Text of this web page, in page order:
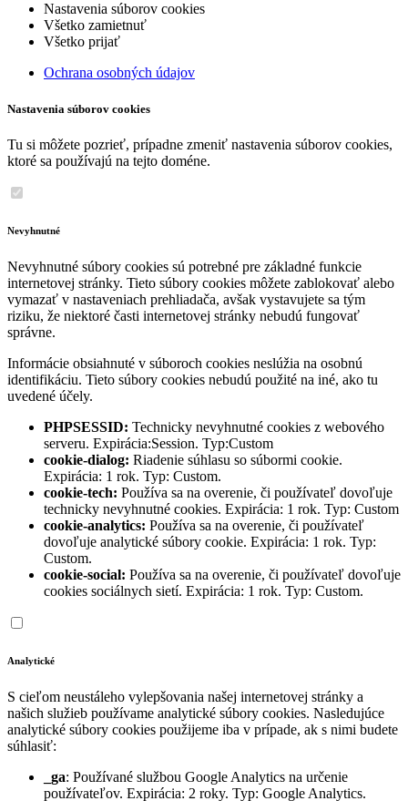
Nastavenia súborov cookies
Všetko zamietnuť
Všetko prijať
Ochrana osobných údajov
Nastavenia súborov cookies
Tu si môžete pozrieť, prípadne zmeniť nastavenia súborov cookies,
ktoré sa používajú na tejto doméne.
Nevyhnutné
Nevyhnutné súbory cookies sú potrebné pre základné funkcie
internetovej stránky. Tieto súbory cookies môžete zablokovať alebo
vymazať v nastaveniach prehliadača, avšak vystavujete sa tým
riziku, že niektoré časti internetovej stránky nebudú fungovať
správne.
Informácie obsiahnuté v súboroch cookies neslúžia na osobnú
identifikáciu. Tieto súbory cookies nebudú použité na iné, ako tu
uvedené účely.
PHPSESSID: Technicky nevyhnutné cookies z webového
serveru. Expirácia:Session. Typ:Custom
cookie-dialog: Riadenie súhlasu so súbormi cookie.
Expirácia: 1 rok. Typ: Custom.
cookie-tech: Používa sa na overenie, či používateľ dovoľuje
technicky nevyhnutné cookies. Expirácia: 1 rok. Typ: Custom
cookie-analytics: Používa sa na overenie, či používateľ
dovoľuje analytické súbory cookie. Expirácia: 1 rok. Typ:
Custom.
cookie-social: Používa sa na overenie, či používateľ dovoľuje
cookies sociálnych sietí. Expirácia: 1 rok. Typ: Custom.
Analytické
S cieľom neustáleho vylepšovania našej internetovej stránky a
našich služieb používame analytické súbory cookies. Nasledujúce
analytické súbory cookies použijeme iba v prípade, ak s nimi budete
súhlasiť:
_ga: Používané službou Google Analytics na určenie
používateľov. Expirácia: 2 roky. Typ: Google Analytics.